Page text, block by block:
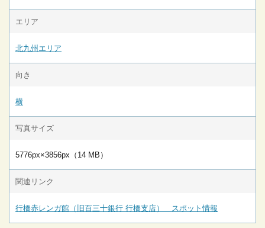
エリア
北九州エリア
向き
横
写真サイズ
5776px×3856px（14 MB）
関連リンク
行橋赤レンガ館（旧百三十銀行 行橋支店） スポット情報